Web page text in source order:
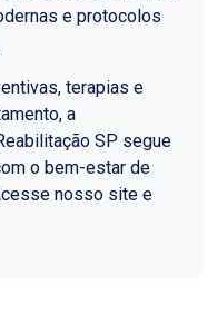
e protocolos
terapias e
a
SP segue
o bem-estar de
nosso site e